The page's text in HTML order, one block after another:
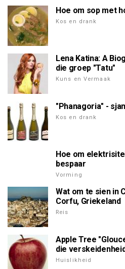
Hoe om sop met
Kos en drank
Lena Katina: A
die groep "Tatu"
Kuns en Vermaak
"Phanagoria" -
Kos en drank
Hoe om
bespaar
Vorming
Wat om te sien in
Corfu, Griekeland
Reis
Apple Tree
die
Huislikheid